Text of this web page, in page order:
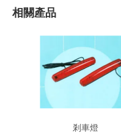
相關產品
剎車燈